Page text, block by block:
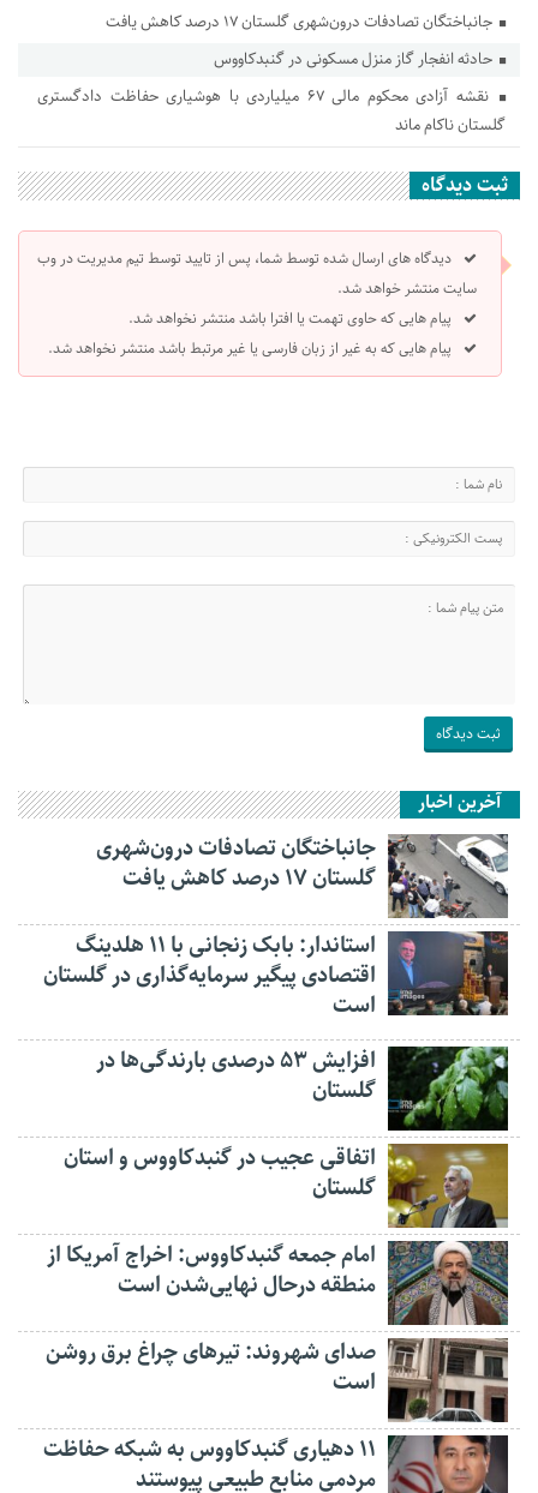
جانباختگان تصادفات درون‌شهری گلستان ۱۷ درصد کاهش یافت
حادثه انفجار گاز منزل مسکونی در گنبدکاووس
نقشه آزادی محکوم مالی ۶۷ میلیاردی با هوشیاری حفاظت دادگستری
گلستان ناکام ماند
ثبت دیدگاه
دیدگاه های ارسال شده توسط شما، پس از تایید توسط تیم مدیریت در وب
سایت منتشر خواهد شد.
پیام هایی که حاوی تهمت یا افترا باشد منتشر نخواهد شد.
پیام هایی که به غیر از زبان فارسی یا غیر مرتبط باشد منتشر نخواهد شد.
آخرین اخبار
جانباختگان تصادفات درون‌شهری
گلستان ۱۷ درصد کاهش یافت
استاندار: بابک زنجانی با ۱۱ هلدینگ
اقتصادی پیگیر سرمایه‌گذاری در گلستان
است
افزایش ۵۳ درصدی بارندگی‌ها در
گلستان
اتفاقی عجیب در‌ گنبدکاووس و استان
گلستان
امام جمعه گنبدکاووس: اخراج آمریکا از
منطقه درحال نهایی‌شدن است
صدای شهروند: تیرهای چراغ برق روشن
است
۱۱ دهیاری گنبدکاووس به شبکه حفاظت
مردمی منابع طبیعی پیوستند